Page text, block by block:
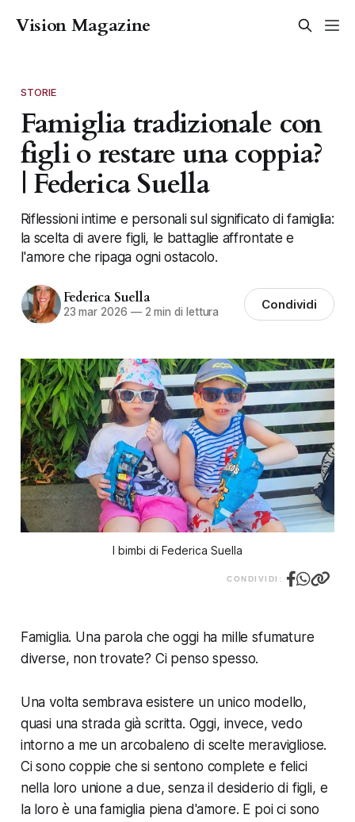
Vision Magazine
STORIE
Famiglia tradizionale con
figli o restare una coppia?
| Federica Suella
Riflessioni intime e personali sul significato di famiglia:
la scelta di avere figli, le battaglie affrontate e
l'amore che ripaga ogni ostacolo.
Federica Suella
23 mar 2026 —2 min di lettura Condividi
I bimbi di Federica Suella
CONDIVIDI:
Famiglia. Una parola che oggi ha mille sfumature
diverse, non trovate? Ci penso spesso.
Una volta sembrava esistere un unico modello,
quasi una strada già scritta. Oggi, invece, vedo
intorno a me un arcobaleno di scelte meravigliose.
Ci sono coppie che si sentono complete e felici
nella loro unione a due, senza il desiderio di figli, e
la loro è una famiglia piena d'amore. E poi ci sono